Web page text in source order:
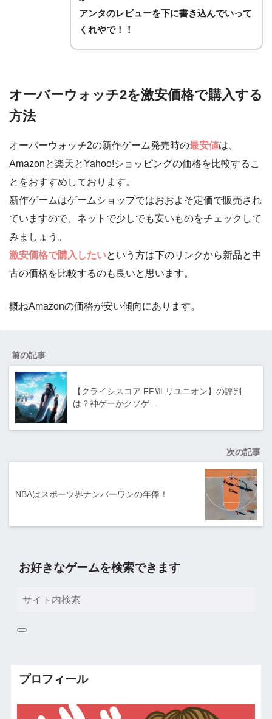
アンタのレビューを下に書き込んでいって
くれやで！！
オーバーウォッチ2を激安価格で購入する
方法
オーバーウォッチ2の新作ゲーム発売時の最安値は、
Amazonと楽天とYahoo!ショッピングの価格を比較するこ
とをおすすめしております。
新作ゲームはゲームショップではおおよそ定価で販売され
ていますので、ネットで少しでも安いものをチェックして
みましょう。
激安価格で購入したいという方は下のリンクから新品と中
古の価格を比較するのも良いと思います。
概ねAmazonの価格が安い傾向にあります。
前の記事
【クライシスコア FFⅦ リユニオン】の評判
は？神ゲーかクソゲ…
次の記事
NBAはスポーツ界ナンバーワンの年俸！
お好きなゲームを検索できます
プロフィール